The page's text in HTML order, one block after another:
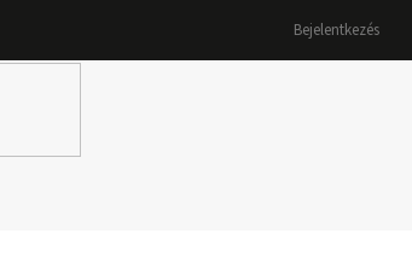
Bejelentkezés